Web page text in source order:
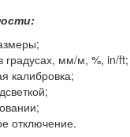
градусах, мм/м, %, in/ft;
калибровка;
отключение.